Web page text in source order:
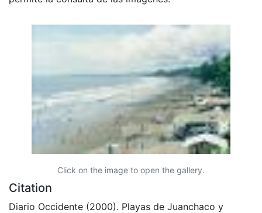
Click on the image to open the gallery.
Citation
Diario Occidente (2000). Playas de Juanchaco y